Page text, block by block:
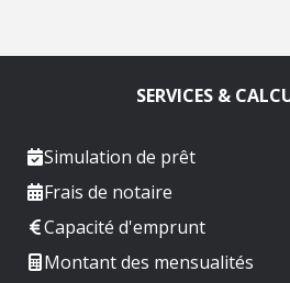
SERVICES &
Simulation de prêt
Frais de notaire
Capacité d'emprunt
Montant des mensualités